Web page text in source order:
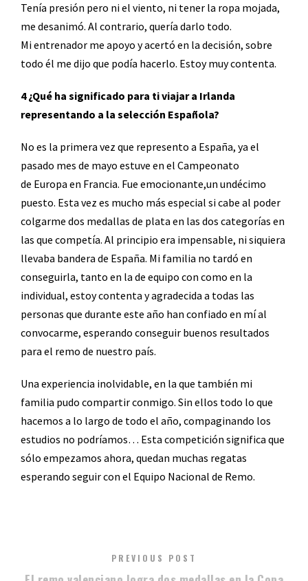
Tenía presión pero ni el viento, ni tener la ropa mojada,
me desanimó. Al contrario, quería darlo todo.
Mi entrenador me apoyo y acertó en la decisión, sobre
todo él me dijo que podía hacerlo. Estoy muy contenta.
4 ¿Qué ha significado para ti viajar a Irlanda
representando a la selección Española?
No es la primera vez que represento a España, ya el
pasado mes de mayo estuve en el Campeonato
de Europa en Francia. Fue emocionante,un undécimo
puesto. Esta vez es mucho más especial si cabe al poder
colgarme dos medallas de plata en las dos categorías en
las que competía. Al principio era impensable, ni siquiera
llevaba bandera de España. Mi familia no tardó en
conseguirla, tanto en la de equipo con como en la
individual, estoy contenta y agradecida a todas las
personas que durante este año han confiado en mí al
convocarme, esperando conseguir buenos resultados
para el remo de nuestro país.
Una experiencia inolvidable, en la que también mi
familia pudo compartir conmigo. Sin ellos todo lo que
hacemos a lo largo de todo el año, compaginando los
estudios no podríamos… Esta competición significa que
sólo empezamos ahora, quedan muchas regatas
esperando seguir con el Equipo Nacional de Remo.
PREVIOUS POST